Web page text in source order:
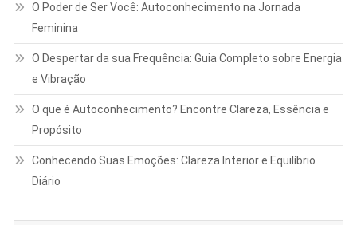
O Poder de Ser Você: Autoconhecimento na Jornada
Feminina
O Despertar da sua Frequência: Guia Completo sobre Energia
e Vibração
O que é Autoconhecimento? Encontre Clareza, Essência e
Propósito
Conhecendo Suas Emoções: Clareza Interior e Equilíbrio
Diário